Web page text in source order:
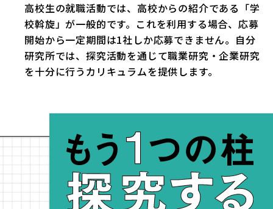
高校生の就職活動では、高校からの紹介である「学
校斡旋」が一般的です。これを利用する場合、応募
開始から一定期間は1社しか応募できません。自分
研究所では、探究活動を通じて職業研究・企業研究
を十分に行うカリキュラムを提供します。